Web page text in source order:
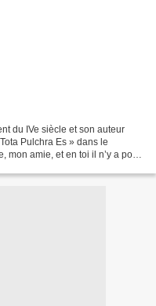
du IVe siècle et son auteur
Pulchra Es » dans le
amie, et en toi il n’y a point